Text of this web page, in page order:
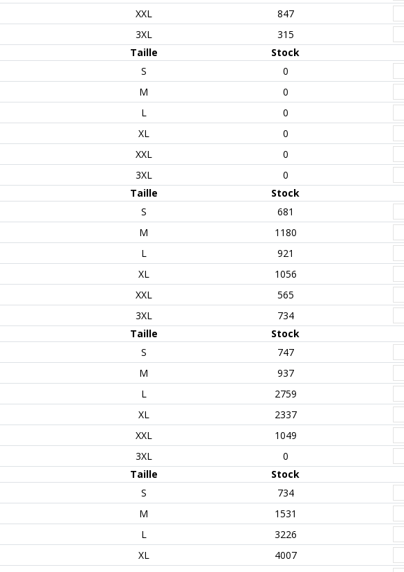
XXL 847
3XL 315
Taille Stock
S 0
M 0
L 0
XL 0
XXL 0
3XL 0
Taille Stock
S 681
M 1180
L 921
XL 1056
XXL 565
3XL 734
Taille Stock
S 747
M 937
L 2759
XL 2337
XXL 1049
3XL 0
Taille Stock
S 734
M 1531
L 3226
XL 4007